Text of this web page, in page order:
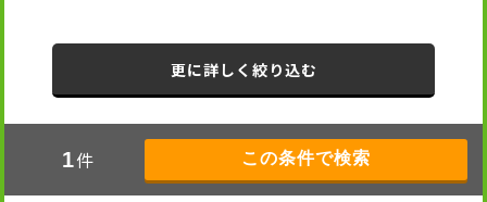
更に詳しく絞り込む
1件